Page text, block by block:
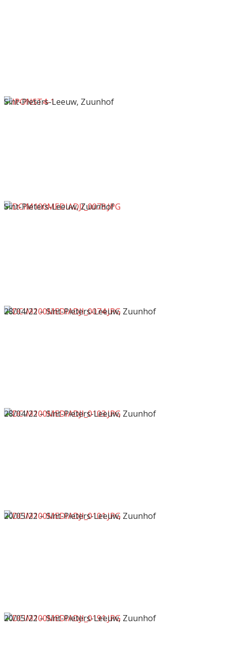
Sint-Pieters-Leeuw, Zuunhof
Sint-Pieters-Leeuw, Zuunhof
28/04/22 – Sint-Pieters-Leeuw, Zuunhof
28/04/22 – Sint-Pieters-Leeuw, Zuunhof
20/05/22 – Sint-Pieters-Leeuw, Zuunhof
20/05/22 – Sint-Pieters-Leeuw, Zuunhof